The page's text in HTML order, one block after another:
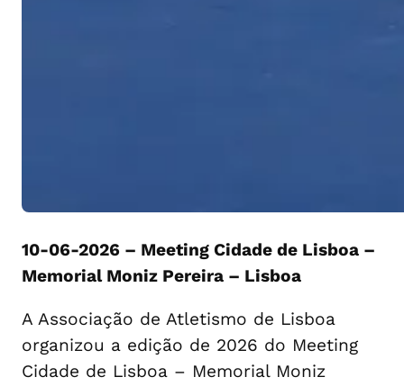
10-06-2026 – Meeting Cidade de Lisboa –
Memorial Moniz Pereira – Lisboa
A Associação de Atletismo de Lisboa
organizou a edição de 2026 do Meeting
Cidade de Lisboa – Memorial Moniz